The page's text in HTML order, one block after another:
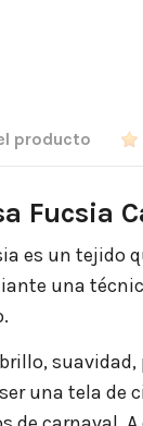
producto
Fucsia
es un
una
una tela de